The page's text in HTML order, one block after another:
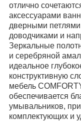
отлично
аксессуарами
дверными
доводчиками и
Зеркальные
и серебряной
идеальное
конструктивную
мебель
обеспечивается
умывальников,
комплектующих и